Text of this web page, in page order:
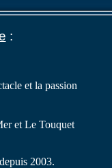
:
et la passion
et Le Touquet
2003.